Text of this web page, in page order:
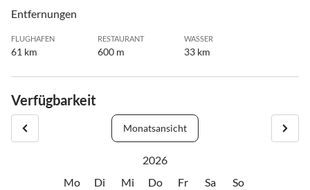
Entfernungen
FLUGHAFEN
61 km
RESTAURANT
600 m
WASSER
33 km
Verfügbarkeit
Monatsansicht
2026
Mo
Di Mi Do Fr Sa So